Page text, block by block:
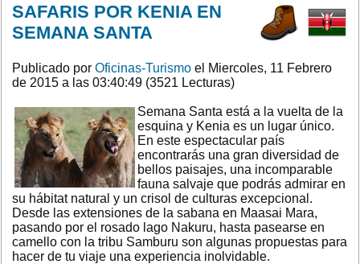
SAFARIS POR KENIA EN
SEMANA SANTA
Publicado por Oficinas-Turismo el Miercoles, 11 Febrero
de 2015 a las 03:40:49 (3521 Lecturas)
Semana Santa está a la vuelta de la
esquina y Kenia es un lugar único.
En este espectacular país
encontrarás una gran diversidad de
bellos paisajes, una incomparable
fauna salvaje que podrás admirar en
su hábitat natural y un crisol de culturas excepcional.
Desde las extensiones de la sabana en Maasai Mara,
pasando por el rosado lago Nakuru, hasta pasearse en
camello con la tribu Samburu son algunas propuestas para
hacer de tu viaje una experiencia inolvidable.